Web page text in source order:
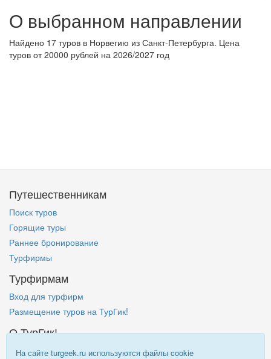
О выбранном направлении
Найдено 17 туров в Норвегию из Санкт-Петербурга. Цена
туров от 20000 рублей на 2026/2027 год
На сайте turgeek.ru используются файлы cookie
Путешественникам
Поиск туров
Горящие туры
Раннее бронирование
Турфирмы
Турфирмам
Вход для турфирм
Размещение туров на ТурГик!
О ТурГик!
Кто такой ТурГик?